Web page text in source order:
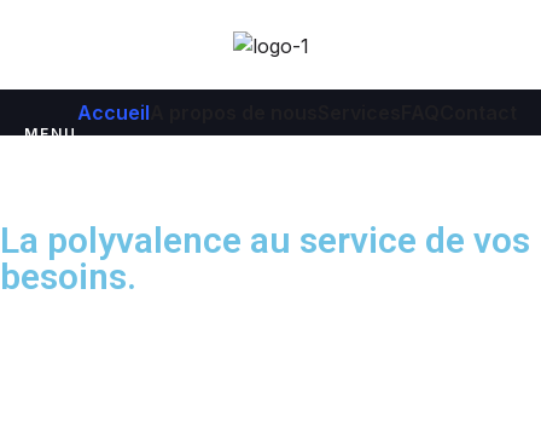
MENU
Accueil
La polyvalence au service de vos
besoins.